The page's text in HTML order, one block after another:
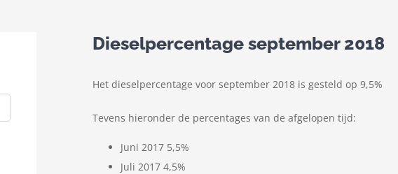
Dieselpercentage september 2018
Het dieselpercentage voor september 2018 is gesteld op 9,5%
Tevens hieronder de percentages van de afgelopen tijd:
Juni 2017 5,5%
Juli 2017 4,5%